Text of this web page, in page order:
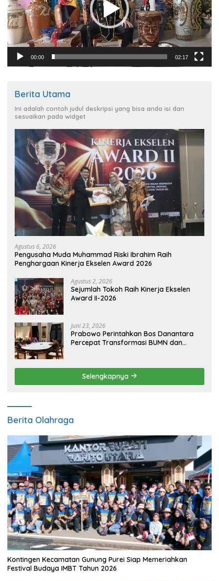
00:00 02:17
Berita Utama
Ini adalah contoh judul deskripsi yang bisa anda isi dan
sesuaikan pada widget
Agustus 6, 2026
Pengusaha Muda Muhammad Riski Ibrahim Raih
Penghargaan Kinerja Ekselen Award 2026
Agustus 2, 2026
Sejumlah Tokoh Raih Kinerja Ekselen
Award II-2026
Juni 23, 2026
Prabowo Perintahkan Bos Danantara
Percepat Transformasi BUMN dan
Selengkapnya
Berita Olahraga
Kontingen Kecamatan Gunung Purei Siap Memeriahkan
Festival Budaya IMBT Tahun 2026